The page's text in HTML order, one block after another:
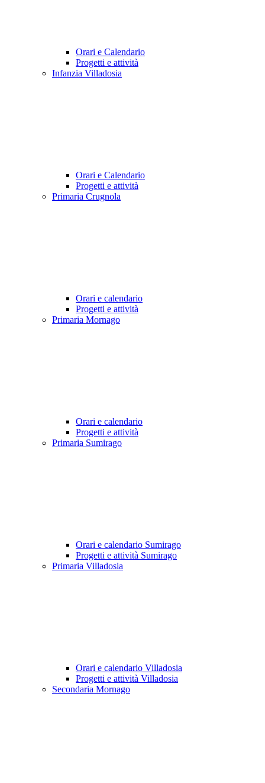
Orari e Calendario
Progetti e attività
Infanzia Villadosia
Orari e Calendario
Progetti e attività
Primaria Crugnola
Orari e calendario
Progetti e attività
Primaria Mornago
Orari e calendario
Progetti e attività
Primaria Sumirago
Orari e calendario Sumirago
Progetti e attività Sumirago
Primaria Villadosia
Orari e calendario Villadosia
Progetti e attività Villadosia
Secondaria Mornago